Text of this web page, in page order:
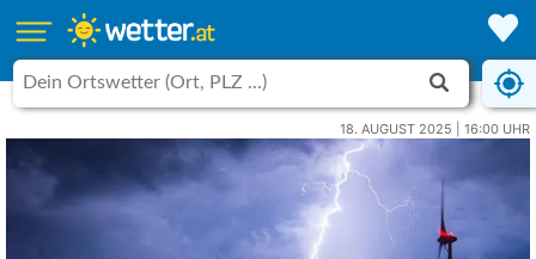
18. AUGUST 2025 | 16:00 UHR